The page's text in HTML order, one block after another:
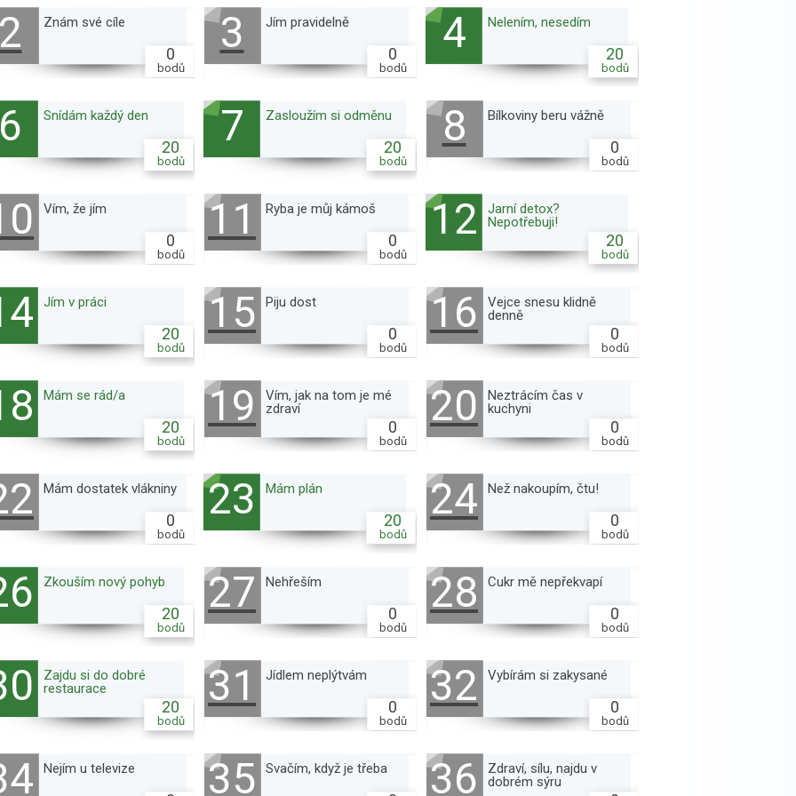
Znám své cíle
0
bodů
3 Jím pravidelně
0
bodů
4 Nelením, nesedím
20
bodů
Snídám každý den
20
bodů
7 Zasloužím si odměnu
20
bodů
8 Bílkoviny beru vážně
0
bodů
Vím, že jím
0
bodů
11 Ryba je můj kámoš
0
bodů
12
Jarní detox?
Nepotřebuji!
20
bodů
Jím v práci
20
bodů
15 Piju dost
0
bodů
16
Vejce snesu klidně
denně
0
bodů
Mám se rád/a
20
bodů
19
Vím, jak na tom je mé
zdraví
0
bodů
20
Neztrácím čas v
kuchyni
0
bodů
Mám dostatek vlákniny
0
bodů
23 Mám plán
20
bodů
24 Než nakoupím, čtu!
0
bodů
Zkouším nový pohyb
20
bodů
27 Nehřeším
0
bodů
28 Cukr mě nepřekvapí
0
bodů
Zajdu si do dobré
restaurace
20
bodů
31 Jídlem neplýtvám
0
bodů
32 Vybírám si zakysané
0
bodů
Nejím u televize 35 Svačím, když je třeba 36
Zdraví, sílu, najdu v
dobrém sýru